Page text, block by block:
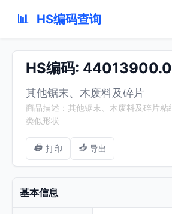
📊 HS编码查询
HS编码:
其他锯末、木废料及碎片
商品描述：其他锯末、木废料及碎片粘
类似形状
🖨️ 打印 📥 导出
基本信息